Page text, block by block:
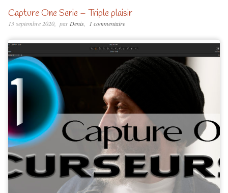
Capture One Serie – Triple plaisir
13 septembre 2020 parDenis 1 commentaire